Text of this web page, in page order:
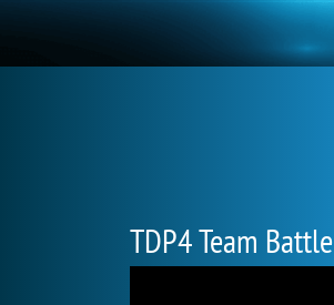
TDP4 Team Battle